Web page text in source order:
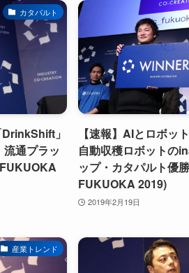
カタパルト
」
通プラッ
【速報】AIとロボッ
自動収穫ロボットの
ップ・カタパルト優
FUKUOKA 2019)
2019年2月19日
産業トレンド